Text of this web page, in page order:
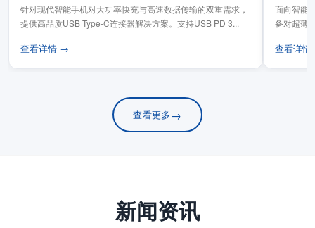
针对现代智能手机对大功率快充与高速数据传输的双重需求，
提供高品质USB Type-C连接器解决方案。支持USB PD 3...
查看详情 →
面向智能
备对超薄
查看详
查看更多→
新闻资讯